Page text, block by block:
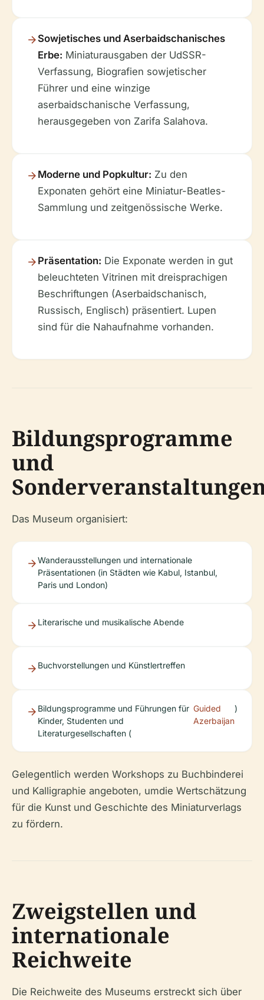
Sowjetisches und Aserbaidschanisches
Erbe: Miniaturausgaben der UdSSR-
Verfassung, Biografien sowjetischer
Führer und eine winzige
aserbaidschanische Verfassung,
herausgegeben von Zarifa Salahova.
Moderne und Popkultur: Zu den
Exponaten gehört eine Miniatur-Beatles-
Sammlung und zeitgenössische Werke.
Präsentation: Die Exponate werden in gut
beleuchteten Vitrinen mit dreisprachigen
Beschriftungen (Aserbaidschanisch,
Russisch, Englisch) präsentiert. Lupen
sind für die Nahaufnahme vorhanden.
Bildungsprogramme
und
Das Museum organisiert:
Wanderausstellungen und internationale
Präsentationen (in Städten wie Kabul, Istanbul,
Paris und London)
Literarische und musikalische Abende
Buchvorstellungen und Künstlertreffen
Bildungsprogramme und Führungen für
Kinder, Studenten und
Literaturgesellschaften (
Guided
Azerbaijan
)
Gelegentlich werden Workshops zu Buchbinderei
und Kalligraphie angeboten, umdie Wertschätzung
für die Kunst und Geschichte des Miniaturverlags
zu fördern.
Zweigstellen und
internationale
Reichweite
Die Reichweite des Museums erstreckt sich über